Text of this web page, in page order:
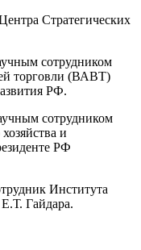
Стратегических
сотрудником
торговли (ВАВТ)
РФ.
сотрудником
и
РФ
Института
Гайдара.